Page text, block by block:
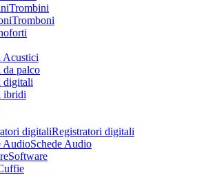
Trombini
Tromboni
Acustici
palco
digitali
ibridi
Registratori digitali
Schede Audio
Software